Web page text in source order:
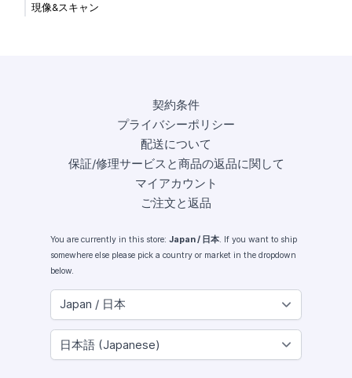
現像&スキャン
契約条件
プライバシーポリシー
配送について
保証/修理サービスと商品の返品に関して
マイアカウント
ご注文と返品
You are currently in this store: Japan / 日本. If you want to ship
somewhere else please pick a country or market in the dropdown
below.